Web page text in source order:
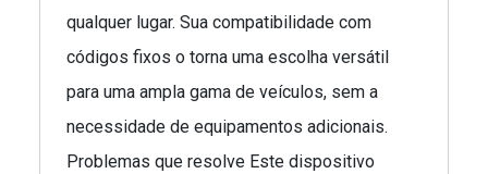
qualquer lugar. Sua compatibilidade com
códigos fixos o torna uma escolha versátil
para uma ampla gama de veículos, sem a
necessidade de equipamentos adicionais.
Problemas que resolve Este dispositivo